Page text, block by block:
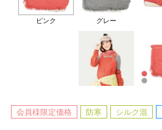
ピンク グレー
会員様限定価格 防寒 シルク混